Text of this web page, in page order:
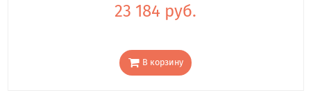
23 184 руб.
В корзину